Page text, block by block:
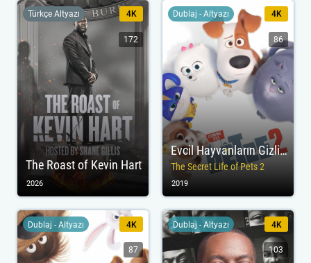
The Roast of Kevin Hart
Türkçe Altyazı 4K
172
2026
Evcil Hayvanların Gizli Yaşamı 2
The Secret Life of Pets 2
Dublaj - Altyazı 4K
86
2019
Dublaj - Altyazı 4K
87
Dublaj - Altyazı 4K
103